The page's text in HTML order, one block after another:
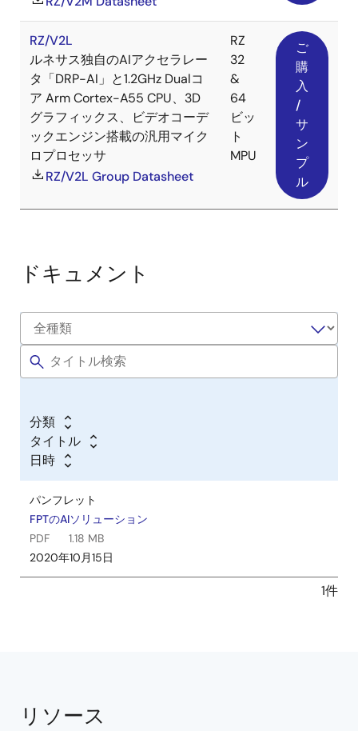
RZ/V2L
ルネサス独自のAIアクセラレー
タ「DRP-AI」と1.2GHz Dualコ
ア Arm Cortex-A55 CPU、3D
グラフィックス、ビデオコーデ
ックエンジン搭載の汎用マイク
ロプロセッサ
RZ/V2L Group Datasheet
RZ
32
&
64
ビッ
ト
MPU
ご
購
入
/
サ
ン
プ
ル
ドキュメント
分類
タイトル
日時
パンフレット
FPTのAIソリューション
PDF
1.18 MB
2020年10月15日
1件
リソース